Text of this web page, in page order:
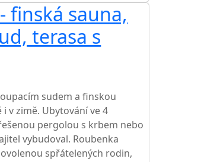
finská sauna,
terasa s
sudem a finskou
v zimě. Ubytování ve 4
pergolou s krbem nebo
vybudoval. Roubenka
spřátelených rodin,